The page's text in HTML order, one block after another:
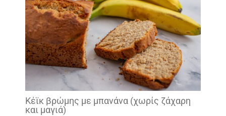
Κέϊκ βρώμης με μπανάνα (χωρίς ζάχαρη
και μαγιά)